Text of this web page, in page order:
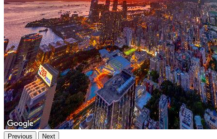
Previous Next